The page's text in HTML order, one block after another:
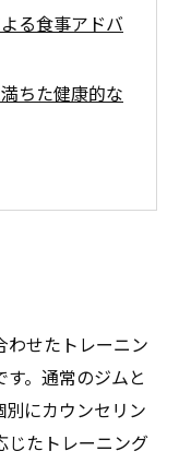
る食事アドバ
ちた健康的な
わせたトレーニン
。通常のジムと
にカウンセリン
じたトレーニング